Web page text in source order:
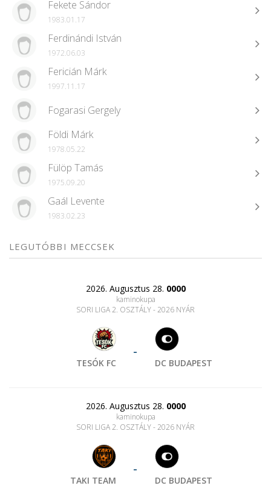
Fekete Sándor
1983.01.17
Ferdinándi István
1972.06.03
Fericián Márk
1997.11.17
Fogarasi Gergely
Földi Márk
1978.05.22
Fülöp Tamás
1975.09.20
Gaál Levente
1983.02.23
LEGUTÓBBI MECCSEK
2026. Augusztus 28. 0000
kaminokupa
SORI LIGA 2. OSZTÁLY - 2026 NYÁR
TESÓK FC
-
DC BUDAPEST
2026. Augusztus 28. 0000
kaminokupa
SORI LIGA 2. OSZTÁLY - 2026 NYÁR
TAKI TEAM
-
DC BUDAPEST